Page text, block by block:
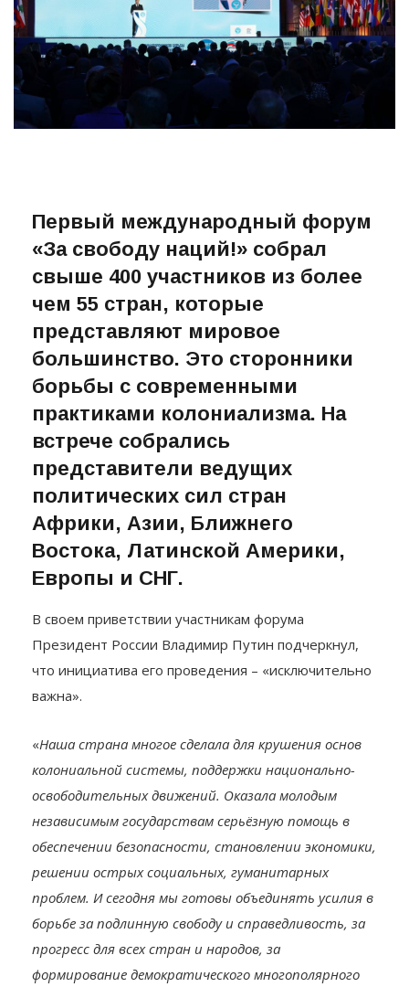
Первый международный форум
«За свободу наций!» собрал
свыше 400 участников из более
чем 55 стран, которые
представляют мировое
большинство. Это сторонники
борьбы с современными
практиками колониализма. На
встрече собрались
представители ведущих
политических сил стран
Африки, Азии, Ближнего
Востока, Латинской Америки,
Европы и СНГ.
В своем приветствии участникам форума
Президент России Владимир Путин подчеркнул,
что инициатива его проведения – «исключительно
важна».
«Наша страна многое сделала для крушения основ
колониальной системы, поддержки национально-
освободительных движений. Оказала молодым
независимым государствам серьёзную помощь в
обеспечении безопасности, становлении экономики,
решении острых социальных, гуманитарных
проблем. И сегодня мы готовы объединять усилия в
борьбе за подлинную свободу и справедливость, за
прогресс для всех стран и народов, за
формирование демократического многополярного